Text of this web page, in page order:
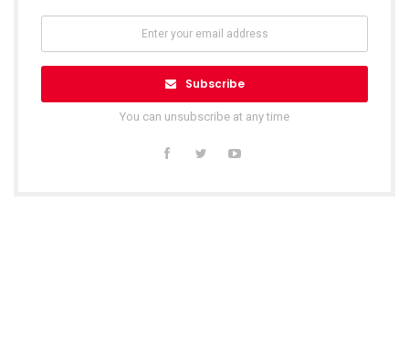
Subscribe
You can unsubscribe at any time